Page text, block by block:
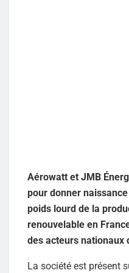
Aérowatt et JMB
pour donner
poids lourd de la
renouvelable en
des acteurs nationaux
La société est présent